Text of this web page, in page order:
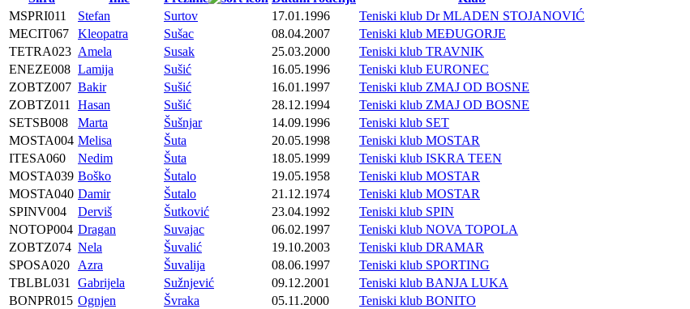
MSPRI011
Stefan Surtov 17.01.1996
Teniski klub Dr MLADEN STOJANOVIĆ
MECIT067
Kleopatra Sušac 08.04.2007
Teniski klub MEĐUGORJE
TETRA023 Amela Susak 25.03.2000
Teniski klub TRAVNIK
ENEZE008 Lamija Sušić 16.05.1996
Teniski klub EURONEC
ZOBTZ007 Bakir Sušić 16.01.1997
Teniski klub ZMAJ OD BOSNE
ZOBTZ011
Hasan Sušić 28.12.1994
Teniski klub ZMAJ OD BOSNE
SETSB008
Marta Šušnjar 14.09.1996
Teniski klub SET
MOSTA004 Melisa Šuta 20.05.1998
Teniski klub MOSTAR
ITESA060
Nedim Šuta 18.05.1999
Teniski klub ISKRA TEEN
MOSTA039 Boško Šutalo 19.05.1958
Teniski klub MOSTAR
MOSTA040 Damir Šutalo 21.12.1974
Teniski klub MOSTAR
SPINV004
Derviš Šutković 23.04.1992
Teniski klub SPIN
NOTOP004 Dragan Suvajac 06.02.1997
Teniski klub NOVA TOPOLA
ZOBTZ074 Nela Šuvalić 19.10.2003
Teniski klub DRAMAR
SPOSA020
Azra Šuvalija 08.06.1997
Teniski klub SPORTING
TBLBL031
Gabrijela Sužnjević 09.12.2001
Teniski klub BANJA LUKA
BONPR015 Ognjen Švraka 05.11.2000
Teniski klub BONITO